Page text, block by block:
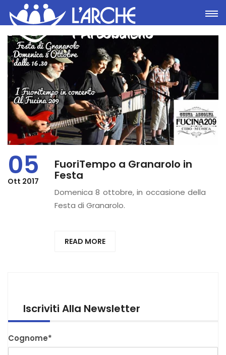
05
Ott 2017
FuoriTempo a Granarolo in
Festa
Domenica 8 ottobre, in occasione della
Festa di Granarolo.
READ MORE
Iscriviti Alla Newsletter
Cognome*